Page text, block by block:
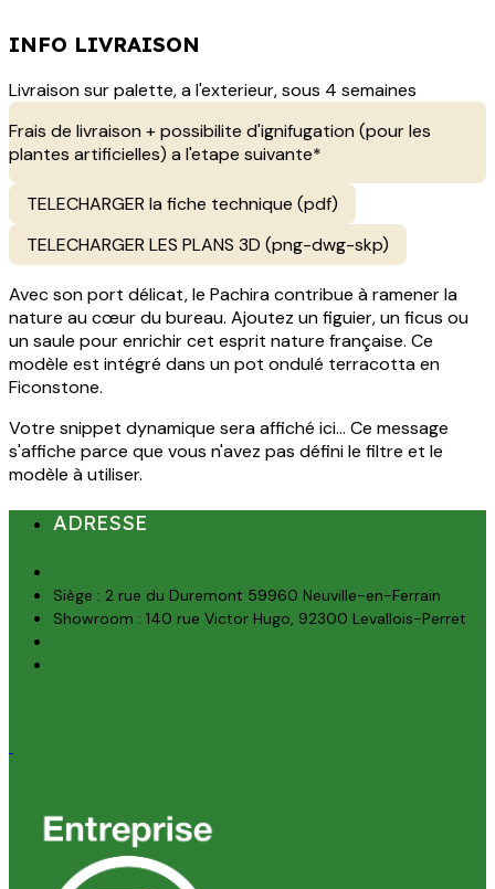
INFO LIVRAISON
Livraison sur palette, a l'exterieur, sous 4 semaines
Frais de livraison + possibilite d'ignifugation (pour les
plantes artificielles) a l'etape suivante*
TELECHARGER la fiche technique (pdf)
TELECHARGER LES PLANS 3D (png-dwg-skp)
Avec son port délicat, le Pachira contribue à ramener la
nature au cœur du bureau. Ajoutez un figuier, un ficus ou
un saule pour enrichir cet esprit nature française. Ce
modèle est intégré dans un pot ondulé terracotta en
Ficonstone.
Votre snippet dynamique sera affiché ici... Ce message
s'affiche parce que vous n'avez pas défini le filtre et le
modèle à utiliser.
ADRESSE
Siège : 2 rue du Duremont 59960 Neuville-en-Ferrain
Showroom : 140 rue Victor Hugo, 92300 Levallois-Perret